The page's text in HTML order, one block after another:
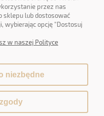
Shoper.pl
przez nas
sklepu lub dostosować
wybierając opcję "Dostosuj
w naszej Polityce
niezbędne